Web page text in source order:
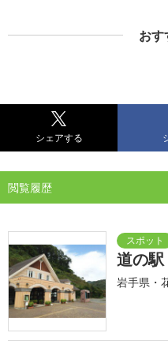
おす
シェアする
閲覧履歴
道の
岩手県・